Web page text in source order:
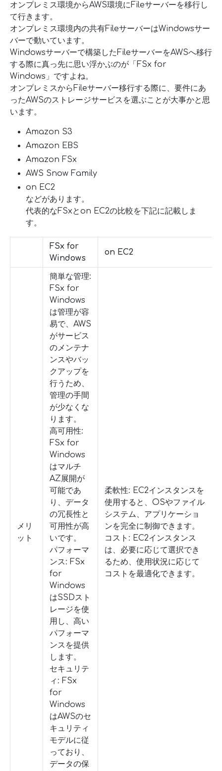
オンプレミス環境からAWS環境にFileサーバーを移行し
て行きます。
オンプレミス環境内の共有FileサーバーはWindowsサー
バーで動いています。
Windowsサーバーで構築したFileサーバーをAWSへ移行
する際に真っ先に思い浮かぶのが「FSx for
Windows」ですよね。
オンプレミスからFileサーバー移行する際に、要件にあ
ったAWSのストレージサービスを選ぶことが大事かと思
います。
Amazon S3
Amazon EBS
Amazon FSx
AWS Snow Family
on EC2
などがあります。
代表的なFSxとon EC2の比較を下記に記載しま
す。
FSx for
Windows
on EC2
メリ
ット
簡単な管理:
FSx for
Windows
は管理が容
易で、AWS
がサービス
のメンテナ
ンスやバッ
クアップを
行うため、
管理の手間
が少なくな
ります。
高可用性:
FSx for
Windows
はマルチ
AZ展開が
可能であ
り、データ
の冗長性と
可用性が高
いです。
パフォーマ
ンス: FSx
for
Windows
はSSDスト
レージを使
用し、高い
パフォーマ
ンスを提供
します。
セキュリテ
ィ: FSx
for
Windows
はAWSのセ
キュリティ
モデルに従
っており、
データの保
柔軟性: EC2インスタンスを
使用すると、OSやファイル
システム、アプリケーショ
ンを完全に制御できます。
コスト: EC2インスタンス
は、必要に応じて選択でき
るため、使用状況に応じて
コストを最適化できます。